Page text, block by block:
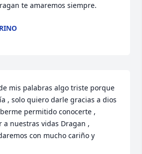
te amaremos siempre.
mis palabras algo triste porque
, solo quiero darle gracias a dios
permitido conocerte ,
nuestras vidas Dragan ,
con mucho cariño y